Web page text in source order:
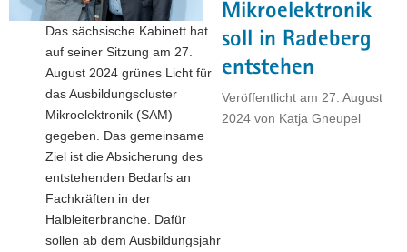
Mikroelektronik
soll in Radeberg
entstehen
Veröffentlicht am 27. August
2024 von Katja Gneupel
Das sächsische Kabinett hat
auf seiner Sitzung am 27.
August 2024 grünes Licht für
das Ausbildungscluster
Mikroelektronik (SAM)
gegeben. Das gemeinsame
Ziel ist die Absicherung des
entstehenden Bedarfs an
Fachkräften in der
Halbleiterbranche. Dafür
sollen ab dem Ausbildungsjahr